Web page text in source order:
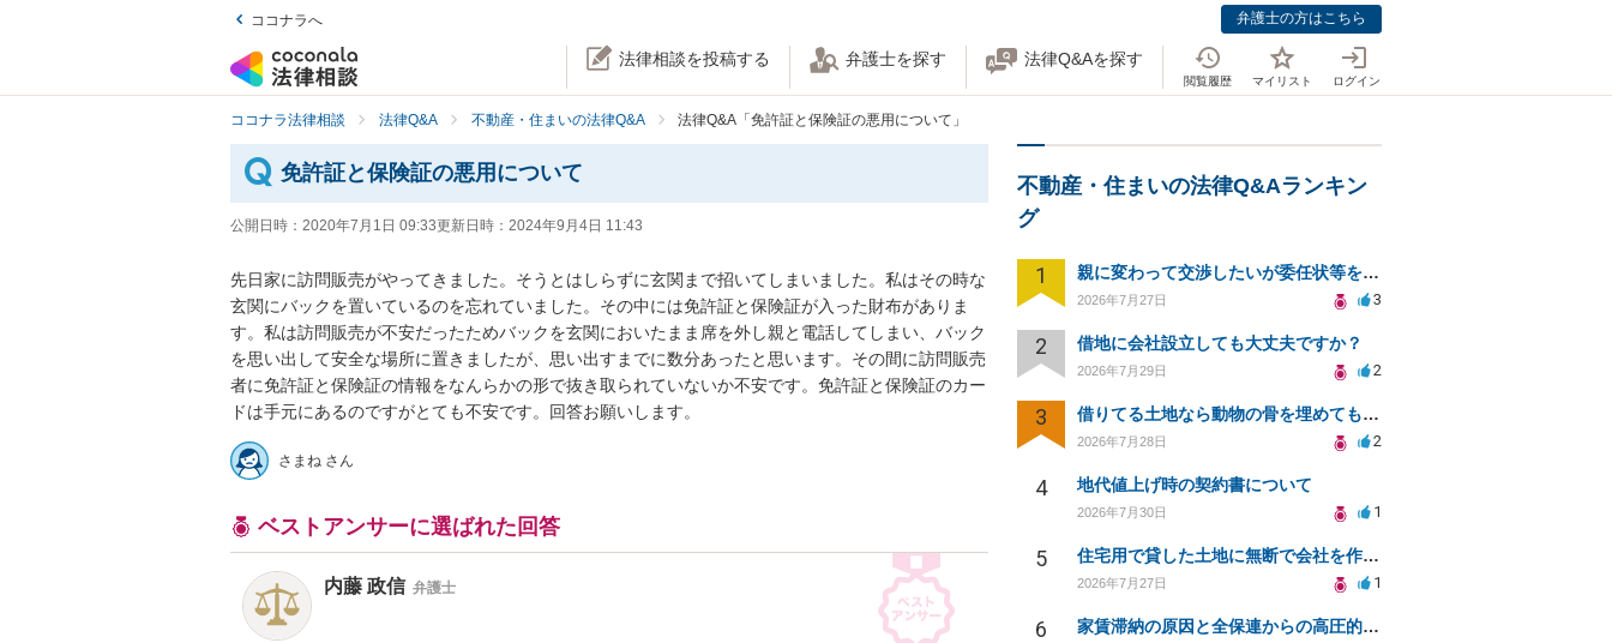
ココナラへ 弁護士の方はこちら
法律相談を投稿する 弁護士を探す 法律Q&Aを探す
閲覧履歴 マイリスト ログイン
ココナラ法律相談 法律Q&A 不動産・住まいの法律Q&A 法律Q&A「免許証と保険証の悪用について」
免許証と保険証の悪用について
公開日時： 2020年7月1日 09:33更新日時： 2024年9月4日 11:43
先日家に訪問販売がやってきました。そうとはしらずに玄関まで招いてしまいました。私はその時な
玄関にバックを置いているのを忘れていました。その中には免許証と保険証が入った財布がありま
す。私は訪問販売が不安だったためバックを玄関においたまま席を外し親と電話してしまい、バック
を思い出して安全な場所に置きましたが、思い出すまでに数分あったと思います。その間に訪問販売
者に免許証と保険証の情報をなんらかの形で抜き取られていないか不安です。免許証と保険証のカー
ドは手元にあるのですがとても不安です。回答お願いします。
さまね さん
ベストアンサーに選ばれた回答
内藤 政信 弁護士
不動産・住まいの法律Q&Aランキン
グ
1 親に変わって交渉したいが委任状等を作って大丈夫ですか？
2026年7月27日 3
2 借地に会社設立しても大丈夫ですか？
2026年7月29日 2
3 借りてる土地なら動物の骨を埋めても大丈夫ですか？
2026年7月28日 2
4 地代値上げ時の契約書について
2026年7月30日 1
5 住宅用で貸した土地に無断で会社を作られた。
2026年7月27日 1
6 家賃滞納の原因と全保連からの高圧的対応への対策は？